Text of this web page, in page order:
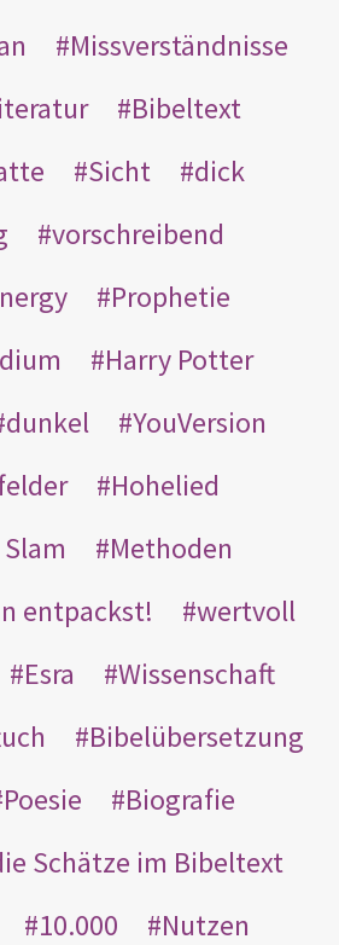
Missverständnisse
Bibeltext
Sicht
dick
vorschreibend
Prophetie
Harry Potter
dunkel
YouVersion
Hohelied
Methoden
entpackst!
wertvoll
Esra
Wissenschaft
Bibelübersetzung
Poesie
Biografie
Schätze im Bibeltext
10.000
Nutzen